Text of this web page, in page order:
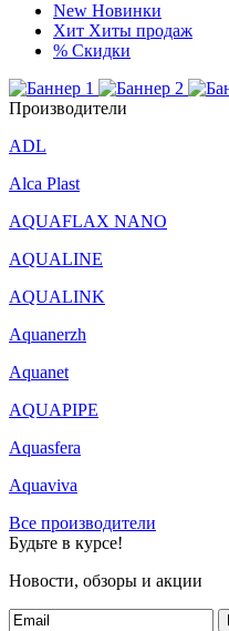
New Новинки
Хит Хиты продаж
% Скидки
Производители
ADL
Alca Plast
AQUAFLAX NANO
AQUALINE
AQUALINK
Aquanerzh
Aquanet
AQUAPIPE
Aquasfera
Aquaviva
Все производители
Будьте в курсе!
Новости, обзоры и акции